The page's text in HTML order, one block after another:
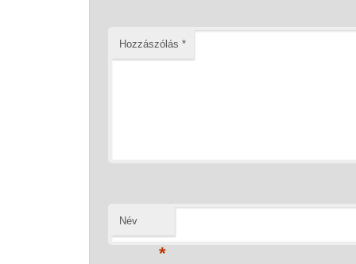
Hozzászólás *
Név
*